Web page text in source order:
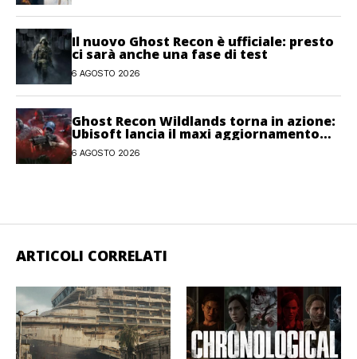
Il nuovo Ghost Recon è ufficiale: presto
ci sarà anche una fase di test
6 AGOSTO 2026
Ghost Recon Wildlands torna in azione:
Ubisoft lancia il maxi aggiornamento
gratuito Last Rites
6 AGOSTO 2026
ARTICOLI CORRELATI